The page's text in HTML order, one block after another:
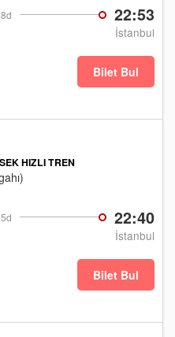
22:53
İstanbul
Bilet Bul
22:40
İstanbul
HIZLI TREN
Bilet Bul